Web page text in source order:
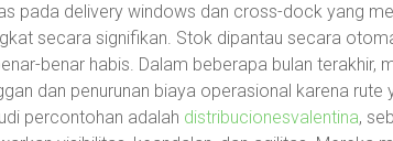
pada delivery windows dan cross-dock yang
secara signifikan. Stok dipantau secara
benar habis. Dalam beberapa bulan terakhir,
dan penurunan biaya operasional karena
percontohan adalah distribucionesvalentina,